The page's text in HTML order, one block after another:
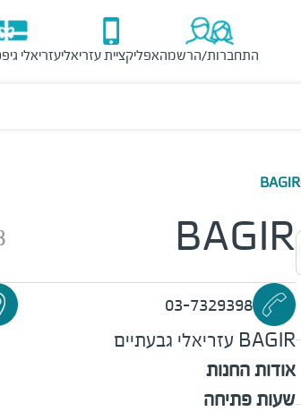
התחברות/הרשמהאפליקציית עזריאליעזריאלי
BAGIR
BAGIR
03-7329398
BAGIR עזריאלי גבעתיים
אודות החנות
שעות פתיחה